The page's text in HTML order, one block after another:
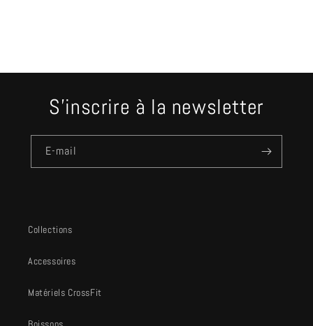
S'inscrire à la newsletter
E-mail
Collections
Accessoires
Matériels CrossFit